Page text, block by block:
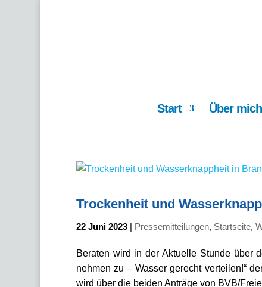
Start Über mich
Trockenheit und
22 Juni 2023| Pressemitteilungen, Startseite,
Beraten wird in der Aktuelle Stunde über
nehmen zu – Wasser gerecht verteilen!“
wird über die beiden Anträge von BVB/